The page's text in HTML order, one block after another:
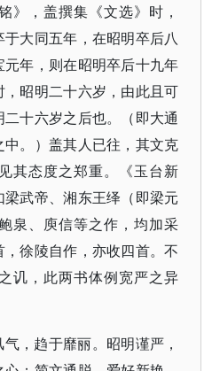
》，盖撰集《文选》时，
大同五年，在昭明卒后八
年，则在昭明卒后十九年
昭明二十六岁，由此且可
十六岁之后也。（即大通
。）盖其人已往，其文克
其态度之郑重。《玉台新
武帝、湘东王绎（即梁元
泉、庾信等之作，均加采
徐陵自作，亦收四首。不
讥，此两书体例宽严之异
，趋于靡丽。昭明谨严，